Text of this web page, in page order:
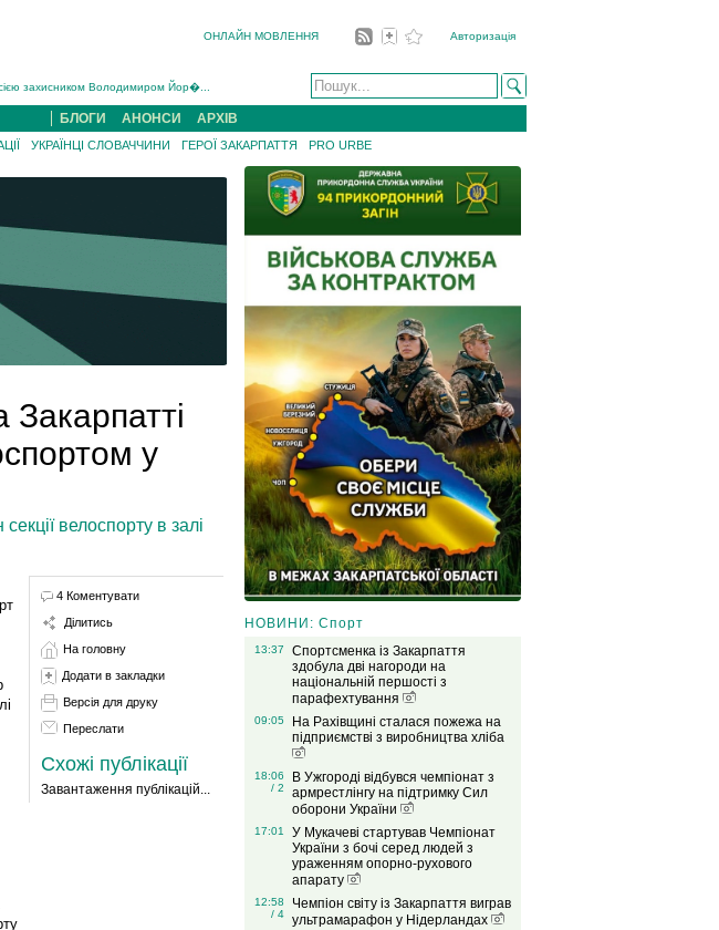
ОНЛАЙН МОВЛЕННЯ Авторизація
захисником Володимиром Йор�...
Югасом, який два роки �...
Юліана Гербея (ФОТО)[/gree...
Роздяловський (ФОТО)...
13 людей (ФОТО)...
за обвинувачен...
БЛОГИ АНОНСИ АРХІВ
УКРАЇНЦІ СЛОВАЧЧИНИ ГЕРОЇ ЗАКАРПАТТЯ PRO URBE
у
велоспорту в залі
4 Коментувати
Ділитись
На головну
Додати в закладки
Версія для друку
Переслати
Схожі публікації
Завантаження публікацій...
НОВИНИ: Спорт
13:37
Спортсменка із Закарпаття
здобула дві нагороди на
національній першості з
парафехтування
09:05
На Рахівщині сталася пожежа на
підприємстві з виробництва хліба
18:06
/ 2
В Ужгороді відбувся чемпіонат з
армрестлінгу на підтримку Сил
оборони України
17:01
У Мукачеві стартував Чемпіонат
України з бочі серед людей з
ураженням опорно-рухового
апарату
12:58
/ 4
Чемпіон світу із Закарпаття виграв
ультрамарафон у Нідерландах